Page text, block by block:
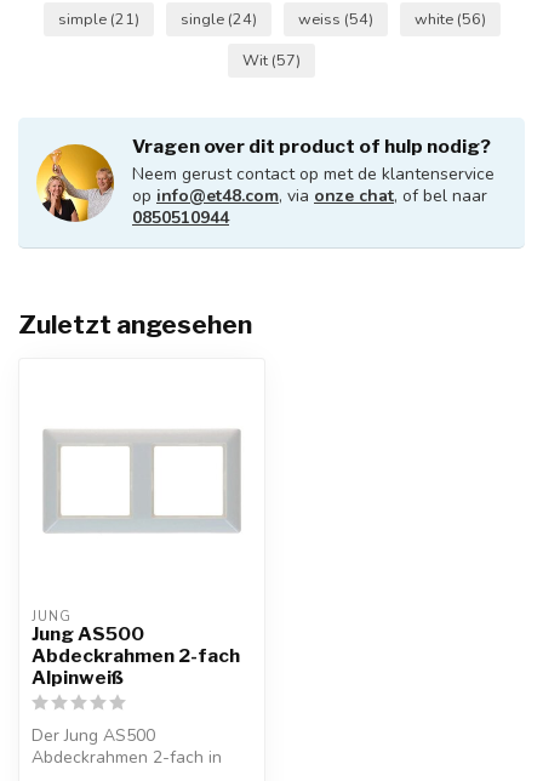
simple (21) single (24) weiss (54) white (56)
Wit (57)
Vragen over dit product of hulp nodig?
Neem gerust contact op met de klantenservice
op info@et48.com, via onze chat, of bel naar
0850510944
Zuletzt angesehen
JUNG
Jung AS500
Abdeckrahmen 2-fach
Alpinweiß
Der Jung AS500
Abdeckrahmen 2-fach in